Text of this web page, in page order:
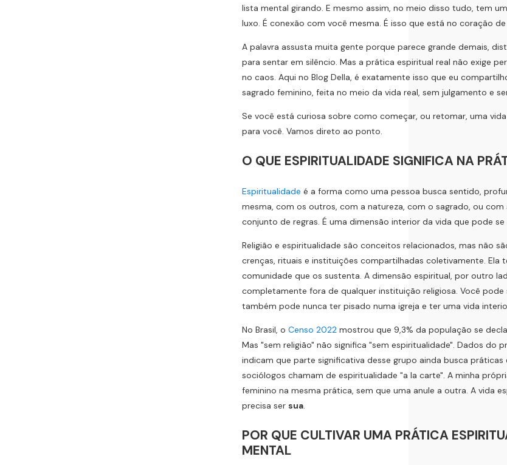
lista mental girando. E mesmo assim, no meio disso tudo, tem
luxo. É conexão com você mesma. É isso que está no coração
A palavra assusta muita gente porque parece grande demais,
para sentar em silêncio. Mas a prática espiritual real não exige
no caos. Aqui no Blog Della, é exatamente isso que eu
sagrado feminino, feita no meio da vida real, sem julgamento e
Se você está curiosa sobre como começar, ou retomar, uma
para você. Vamos direto ao ponto.
O QUE ESPIRITUALIDADE SIGNIFICA NA
Espiritualidade é a forma como uma pessoa busca sentido,
mesma, com os outros, com a natureza, com o sagrado, ou
conjunto de regras. É uma dimensão interior da vida que pode
Religião e espiritualidade são conceitos relacionados, mas não
crenças, rituais e instituições compartilhadas coletivamente. Ela
comunidade que os sustenta. A dimensão espiritual, por outro
completamente fora de qualquer instituição religiosa. Você
também pode nunca ter pisado numa igreja e ter uma vida
No Brasil, oCenso 2022 mostrou que 9,3% da população se
Mas "sem religião" não significa "sem espiritualidade". Dados do
indicam que parte significativa desse grupo ainda busca
sociólogos chamam de espiritualidade "a la carte". A minha
feminino na mesma prática, sem que uma anule a outra. A vida
precisa ser sua.
POR QUE CULTIVAR UMA PRÁTICA
MENTAL